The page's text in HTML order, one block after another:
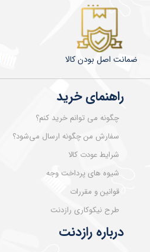
درباره رازدنت
راهنمای خرید
چگونه می توانم خرید کنم؟
سفارش من چگونه ارسال می‌شود؟
شرایط عودت کالا
شیوه های پرداخت وجه
قوانین و مقررات
طرح نیکوکاری رازدنت
ضمانت اصل بودن کالا